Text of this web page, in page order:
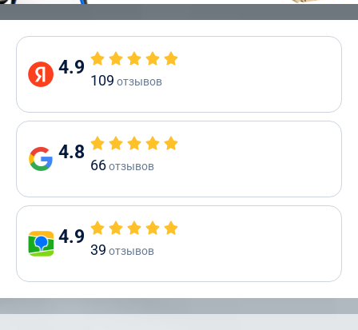
4.9
109 отзывов
4.8
66отзывов
4.9
39 отзывов